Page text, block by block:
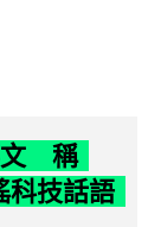
文 稱
科技話語